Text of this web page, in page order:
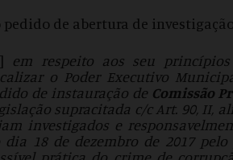
pedido de abertura de
em respeito aos seu
o Poder Executivo
de instauração de Comissão
supracitada c/c Art. 90, II,
investigados e
dia 18 de dezembro de 2017